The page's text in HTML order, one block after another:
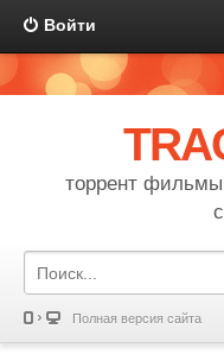
Войти
торрент
Полная версия сайта